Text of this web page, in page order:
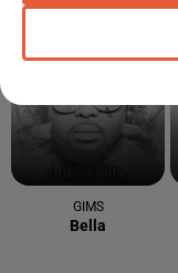
11h59
11h59
GIMS
Bella